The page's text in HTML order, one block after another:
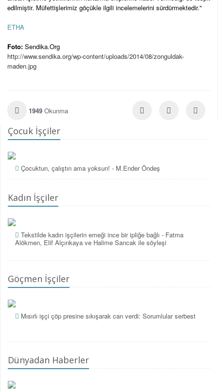
edilmiştir. Müfettişlerimiz göçükle ilgili incelemelerini sürdürmektedir."
ETHA
Foto: Sendika.Org
http://www.sendika.org/wp-content/uploads/2014/08/zonguldak-
maden.jpg
1949 Okunma
Çocuk İşçiler
Çocuktun, çalıştın ama yoksun! - M.Ender Öndeş
Kadın İşçiler
Tekstilde kadın işçilerin emeği ince bir ipliğe bağlı - Fatma
Alökmen, Elif Alçınkaya ve Halime Sancak ile söyleşi
Göçmen İşçiler
Mısırlı işçi çöp presine sıkışarak can verdi: Sorumlular serbest
Dünyadan Haberler